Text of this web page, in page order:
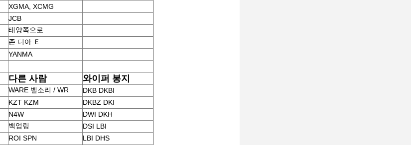
XGMA, XCMG
JCB
태양쪽으로
존 디아 Ｅ
YANMA
다른 사람 와이퍼 봉지
WARE 벨소리 / WR
DKB DKBI
KZT KZM
DKBZ DKI
N4W
DWI DKH
백업링
DSI LBI
ROI SPN
LBI DHS